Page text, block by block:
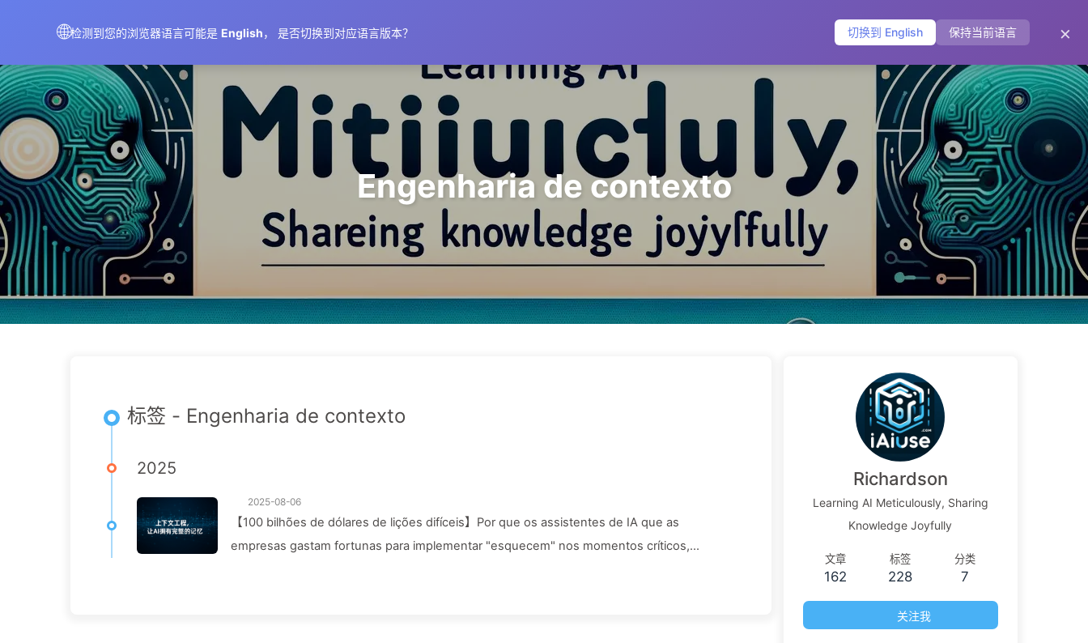
🌐检测到您的浏览器语言可能是 English， 是否切换到对应语言版本？ 切换到 English 保持当前语言 ×
AIMeticulously 标签 分类 友链 关于
Engenharia de contexto
标签 - Engenharia de contexto
2025
2025-08-06
【100 bilhões de dólares de lições difíceis】Por que os assistentes de IA que as
empresas gastam fortunas para implementar "esquecem" nos momentos críticos,
Richardson
Learning AI Meticulously, Sharing
Knowledge Joyfully
文章
162
标签
228
分类
7
关注我